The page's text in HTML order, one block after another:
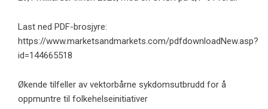
Last ned PDF-brosjyre:
https://www.marketsandmarkets.com/pdfdownloadNew.asp?
id=144665518
Økende tilfeller av vektorbårne sykdomsutbrudd for å
oppmuntre til folkehelseinitiativer